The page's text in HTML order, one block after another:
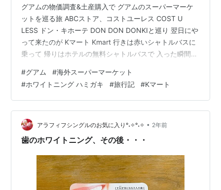
グアムの物価調査&土産購入で グアムのスーパーマーケ
ットを巡る旅 ABCストア、コストユーレス COST U
LESS ドン・キホーテ DON DON DONKIと巡り 翌日にや
って来たのが Kマート Kmart 行きは赤いシャトルバスに
乗って 帰りはホテルの無料シャトルバスで 入った瞬間か
書いてあるけど ドンキと一緒で 店入ってすぐはグアム土
産コーナー と言いつつハワイの定番 Mauna Loa マウナ
ロア マカデミアナッツ $1.99〜 AMERICAN
CHOCOLATE FACTORY アメリカン チョコレート ファ
クトリーのチョコレ…
#グアム #海外スーパーマーケット
#ホワイトニング ハミガキ #旅行記 #Kマート
アラフィフシングルのお気に入り°˖✧°˖✧ • 2年前
歯のホワイトニング、その後・・・